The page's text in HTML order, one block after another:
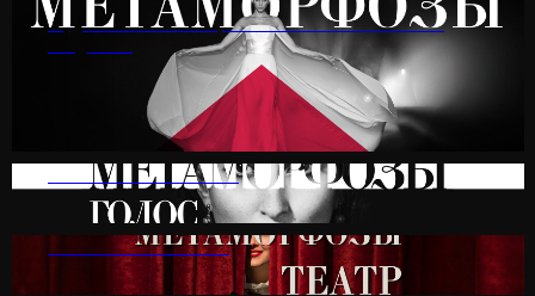
студия эстетического развития Татьяны Лимоновой
МЕТАМОРФОЗЫ
МЕТАМОРФОЗЫ ГОЛОС
МЕТАМОРФОЗЫ ТЕАТР